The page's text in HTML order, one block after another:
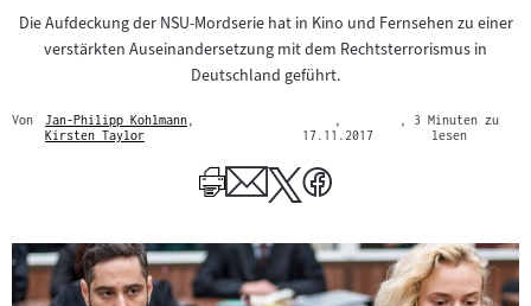
Die Aufdeckung der NSU-Mordserie hat in Kino und Fernsehen zu einer
verstärkten Auseinandersetzung mit dem Rechtsterrorismus in
Deutschland geführt.
Von
Jan-Philipp Kohlmann
Mehr
Kirsten Taylor
17.11.2017
, 3 Minuten zu
lesen